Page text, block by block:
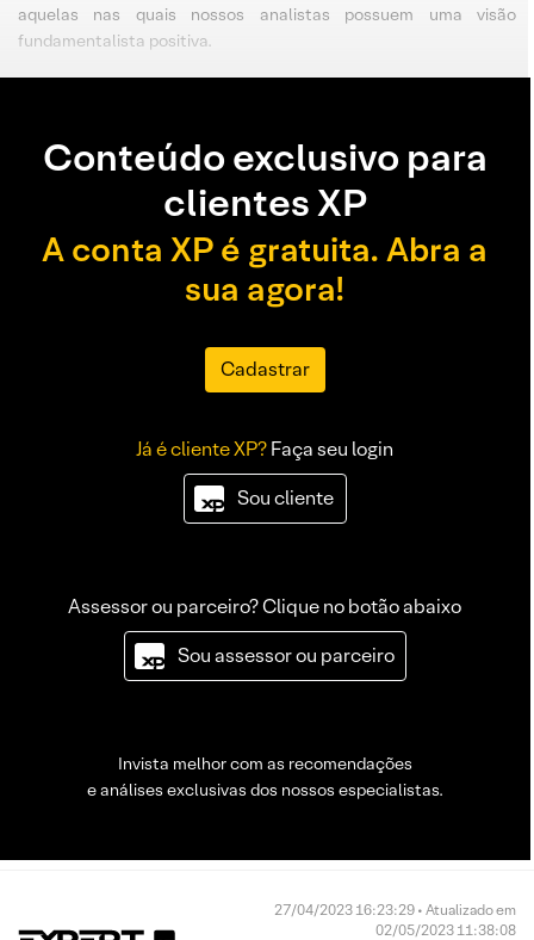
aquelas nas quais nossos analistas possuem uma visão
fundamentalista positiva.
Conteúdo exclusivo para
clientes XP
A conta XP é gratuita. Abra a
sua agora!
Cadastrar
Já é cliente XP?Faça seu login
Sou cliente
Assessor ou parceiro? Clique no botão abaixo
Sou assessor ou parceiro
Invista melhor com as recomendações
e análises exclusivas dos nossos especialistas.
27/04/2023 16:23:29 • Atualizado em
02/05/2023 11:38:08